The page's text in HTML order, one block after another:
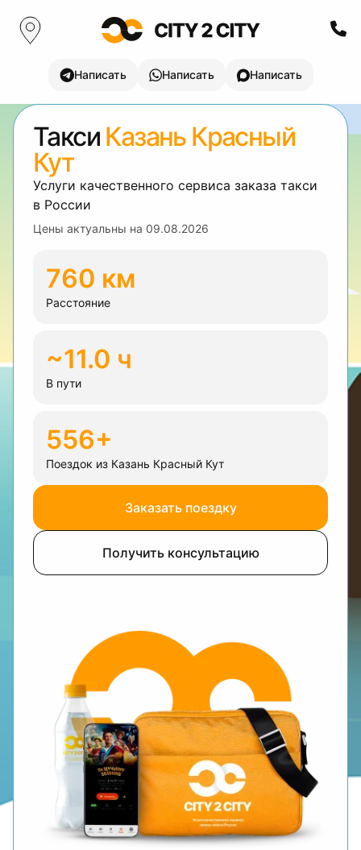
Написать Написать Написать
Такси Казань Красный
Кут
Услуги качественного сервиса заказа такси
в России
Цены актуальны на 09.08.2026
760 км
Расстояние
~11.0 ч
В пути
556+
Поездок из Казань Красный Кут
Заказать поездку
Получить консультацию